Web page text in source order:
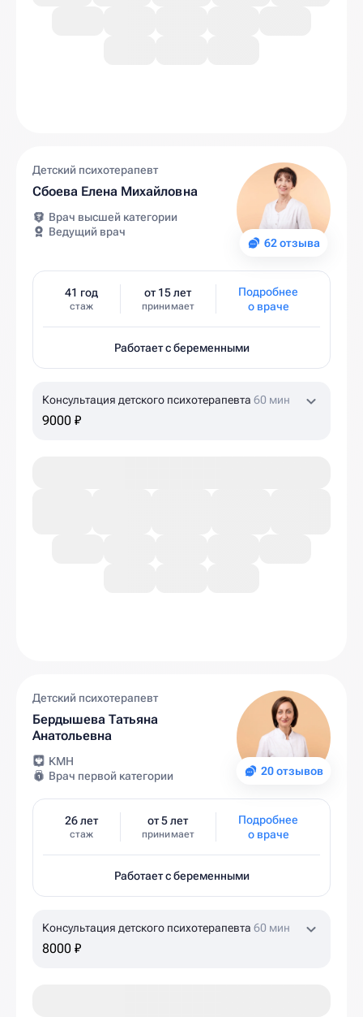
62 отзыва
Детский психотерапевт
Сбоева Елена Михайловна
Врач высшей категории
Ведущий врач
41 год
стаж
от 15 лет
принимает
Подробнее
о враче
Работает с беременными
Консультация детского психотерапевта 60 мин
9000 ₽
20 отзывов
Детский психотерапевт
Бердышева Татьяна
Анатольевна
КМН
Врач первой категории
26 лет
стаж
от 5 лет
принимает
Подробнее
о враче
Работает с беременными
Консультация детского психотерапевта 60 мин
8000 ₽